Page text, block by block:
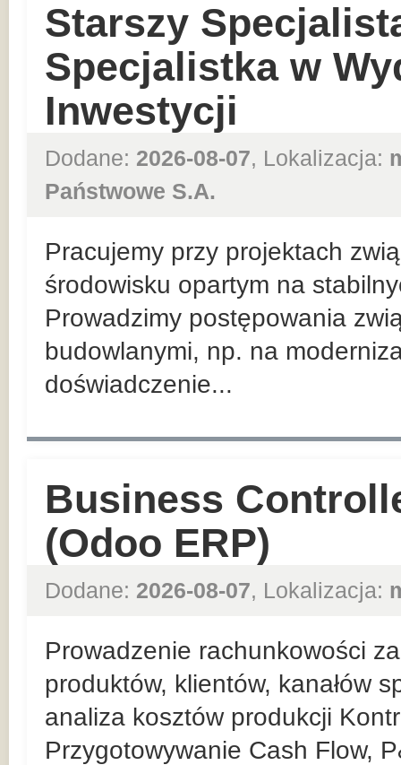
Starszy
Specjalistka w
Inwestycji
Dodane: 2026-08-07, Lokalizacja:
Państwowe S.A.
Pracujemy przy projektach
środowisku opartym na
Prowadzimy postępowania
budowlanymi, np. na
doświadczenie...
Business
(Odoo ERP)
Dodane: 2026-08-07, Lokalizacja:
Prowadzenie rachunkowości
produktów, klientów, kanałów
analiza kosztów produkcji
Przygotowywanie Cash Flow,